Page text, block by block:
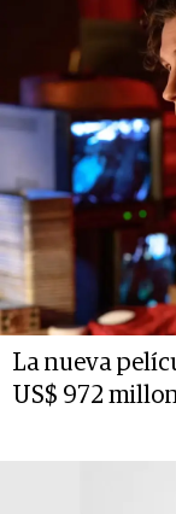
La nueva
US$ 972